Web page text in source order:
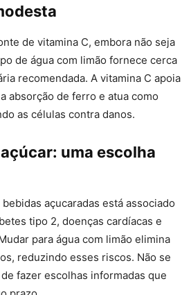
de vitamina C, embora não seja
de água com limão fornece cerca
recomendada. A vitamina C apoia
absorção de ferro e atua como
as células contra danos.
uma escolha
açucaradas está associado
tipo 2, doenças cardíacas e
para água com limão elimina
reduzindo esses riscos. Não se
fazer escolhas informadas que